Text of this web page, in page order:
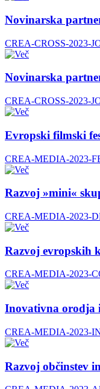
Novinarska
CREA-CROSS-2023-
Novinarska
CREA-CROSS-2023-
Evropski filmski
CREA-MEDIA-2023-
Razvoj »mini«
CREA-MEDIA-2023-
Razvoj evropskih
CREA-MEDIA-2023-
Inovativna orodja
CREA-MEDIA-2023-
Razvoj občinstev